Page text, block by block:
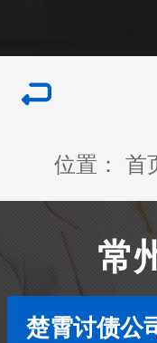
位置： 首
常
楚霄讨债公